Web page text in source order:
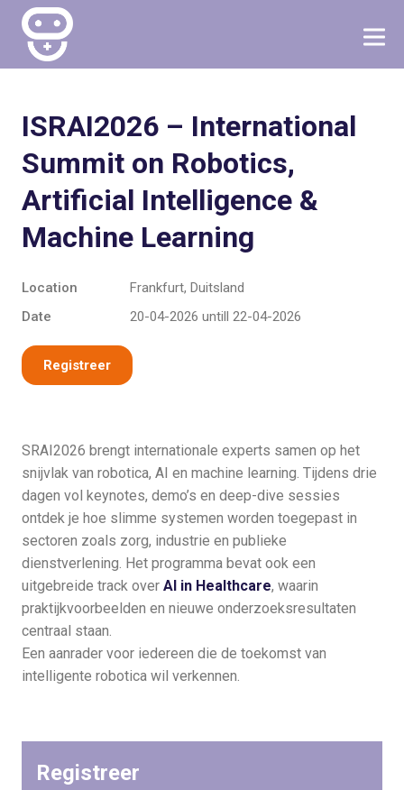
ISRAI2026 – International
Summit on Robotics,
Artificial Intelligence &
Machine Learning
Location
Frankfurt, Duitsland
Date
20-04-2026 untill 22-04-2026
Registreer
SRAI2026 brengt internationale experts samen op het
snijvlak van robotica, AI en machine learning. Tijdens drie
dagen vol keynotes, demo’s en deep-dive sessies
ontdek je hoe slimme systemen worden toegepast in
sectoren zoals zorg, industrie en publieke
dienstverlening. Het programma bevat ook een
uitgebreide track over AI in Healthcare, waarin
praktijkvoorbeelden en nieuwe onderzoeksresultaten
centraal staan.
Een aanrader voor iedereen die de toekomst van
intelligente robotica wil verkennen.
Registreer